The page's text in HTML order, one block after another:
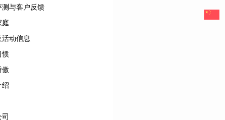
测与客户反馈
庭
活动信息
惯
傲
绍